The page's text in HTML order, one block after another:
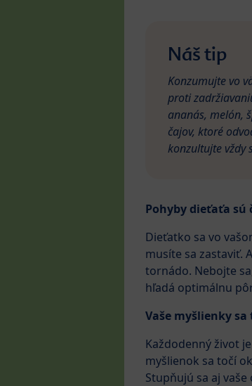
Náš tip
Konzumujte vo
proti
ananás, melón,
čajov, ktoré
konzultujte vždy
Pohyby dieťaťa sú
Dieťatko sa vo
musíte sa zastaviť.
tornádo. Nebojte
hľadá optimálnu
Vaše myšlienky
Každodenný život
myšlienok sa točí
Stupňujú sa aj